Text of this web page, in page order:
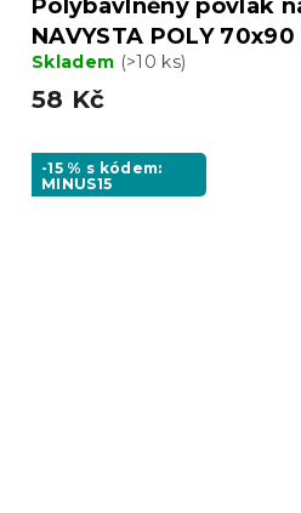
Polybavlněný povlak
NAVYSTA POLY
Skladem (>10 ks)
58 Kč
-15 % s kódem:
MINUS15